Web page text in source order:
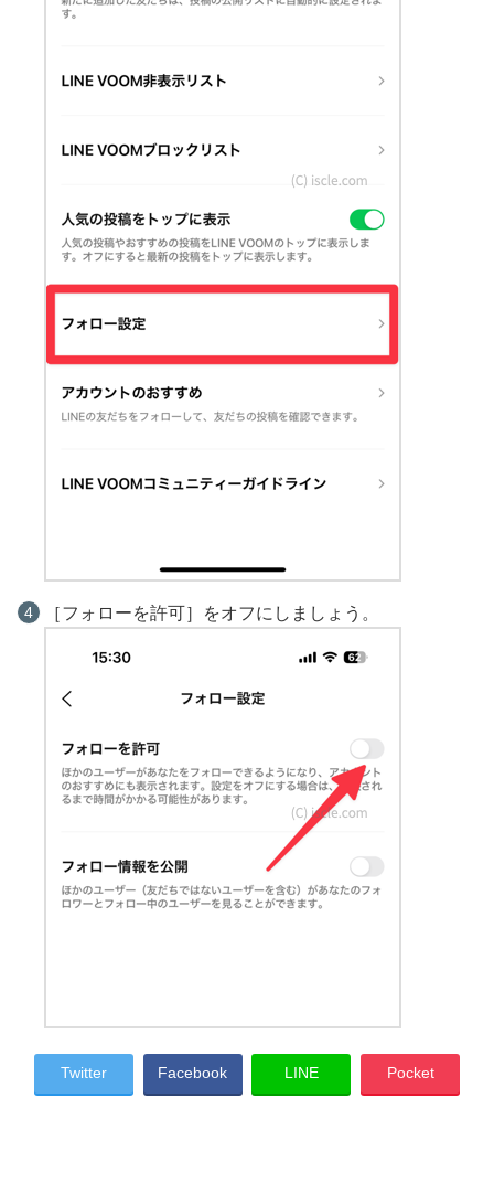
［フォローを許可］をオフにしましょう。
Twitter Facebook LINE Pocket